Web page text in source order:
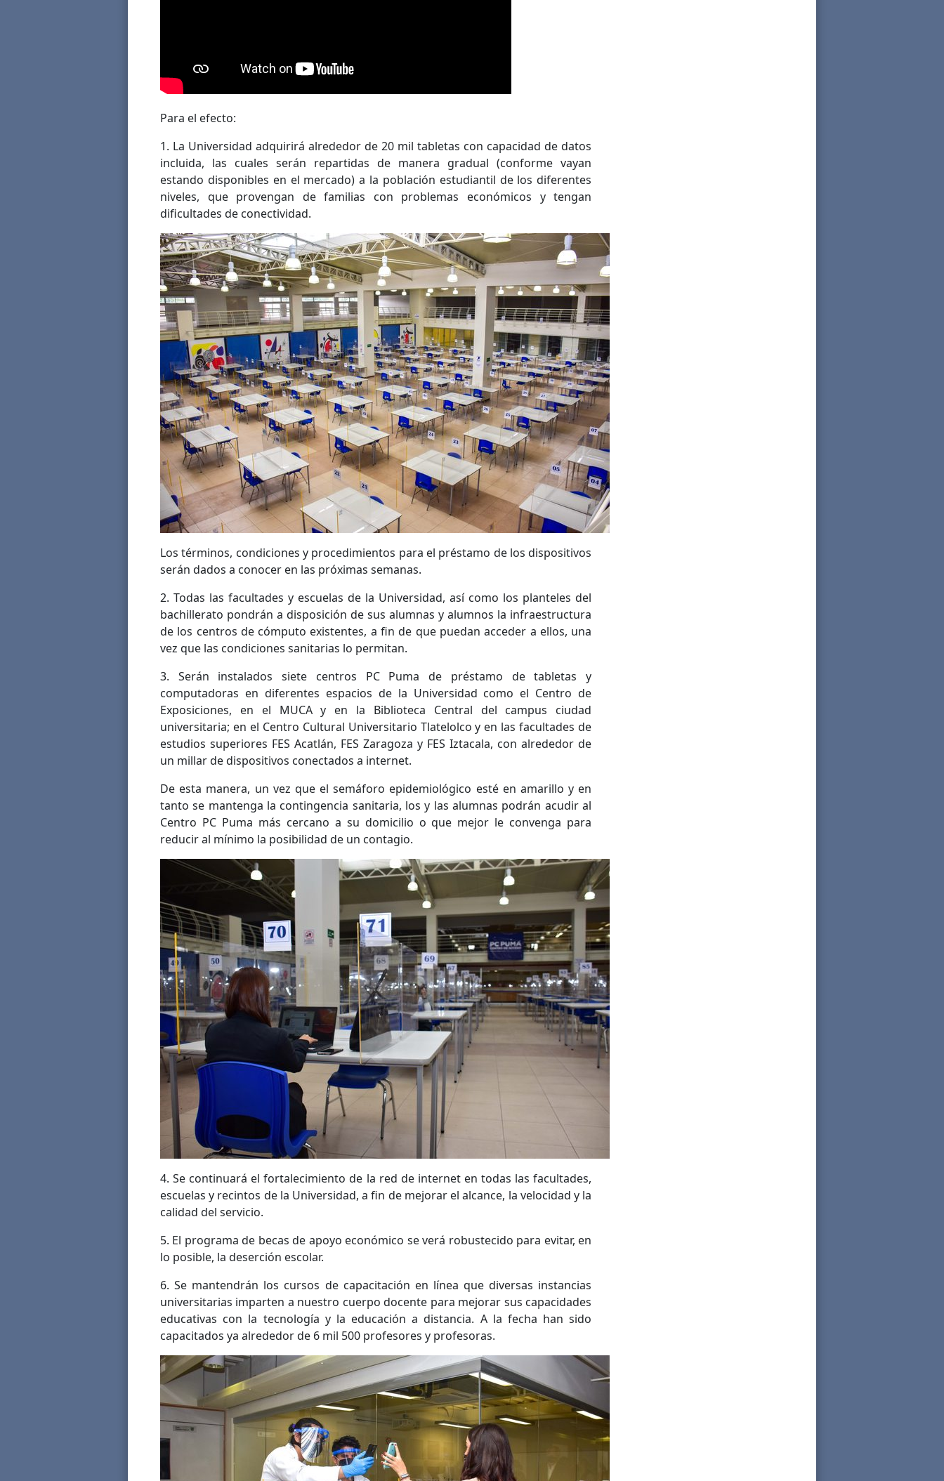
Para el efecto:
1. La Universidad adquirirá alrededor de 20 mil tabletas con capacidad de datos
incluida, las cuales serán repartidas de manera gradual (conforme vayan
estando disponibles en el mercado) a la población estudiantil de los diferentes
niveles, que provengan de familias con problemas económicos y tengan
dificultades de conectividad.
Los términos, condiciones y procedimientos para el préstamo de los dispositivos
serán dados a conocer en las próximas semanas.
2. Todas las facultades y escuelas de la Universidad, así como los planteles del
bachillerato pondrán a disposición de sus alumnas y alumnos la infraestructura
de los centros de cómputo existentes, a fin de que puedan acceder a ellos, una
vez que las condiciones sanitarias lo permitan.
3. Serán instalados siete centros PC Puma de préstamo de tabletas y
computadoras en diferentes espacios de la Universidad como el Centro de
Exposiciones, en el MUCA y en la Biblioteca Central del campus ciudad
universitaria; en el Centro Cultural Universitario Tlatelolco y en las facultades de
estudios superiores FES Acatlán, FES Zaragoza y FES Iztacala, con alrededor de
un millar de dispositivos conectados a internet.
De esta manera, un vez que el semáforo epidemiológico esté en amarillo y en
tanto se mantenga la contingencia sanitaria, los y las alumnas podrán acudir al
Centro PC Puma más cercano a su domicilio o que mejor le convenga para
reducir al mínimo la posibilidad de un contagio.
4. Se continuará el fortalecimiento de la red de internet en todas las facultades,
escuelas y recintos de la Universidad, a fin de mejorar el alcance, la velocidad y la
calidad del servicio.
5. El programa de becas de apoyo económico se verá robustecido para evitar, en
lo posible, la deserción escolar.
6. Se mantendrán los cursos de capacitación en línea que diversas instancias
universitarias imparten a nuestro cuerpo docente para mejorar sus capacidades
educativas con la tecnología y la educación a distancia. A la fecha han sido
capacitados ya alrededor de 6 mil 500 profesores y profesoras.